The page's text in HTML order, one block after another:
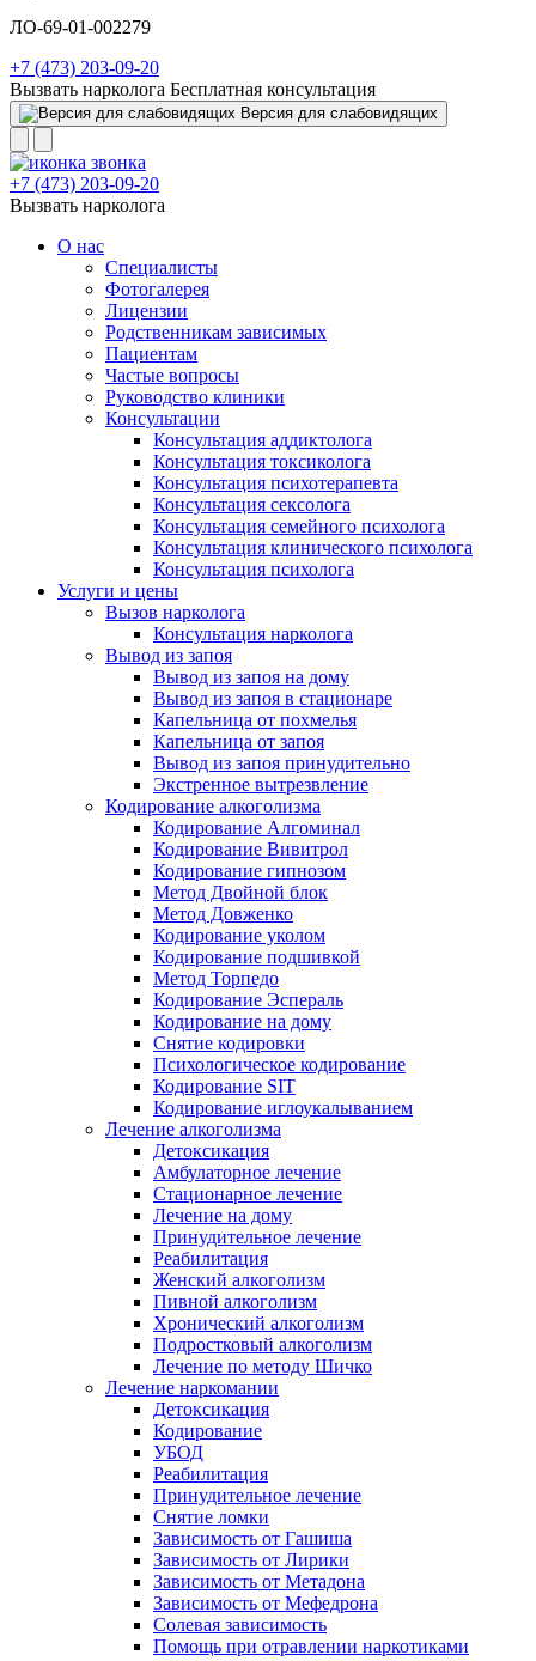
ЛО-69-01-002279
+7 (473) 203-09-20
Вызвать нарколога Бесплатная консультация
Версия для слабовидящих
+7 (473) 203-09-20
Вызвать нарколога
О нас
Специалисты
Фотогалерея
Лицензии
Родственникам зависимых
Пациентам
Частые вопросы
Руководство клиники
Консультации
Консультация аддиктолога
Консультация токсиколога
Консультация психотерапевта
Консультация сексолога
Консультация семейного психолога
Консультация клинического психолога
Консультация психолога
Услуги и цены
Вызов нарколога
Консультация нарколога
Вывод из запоя
Вывод из запоя на дому
Вывод из запоя в стационаре
Капельница от похмелья
Капельница от запоя
Вывод из запоя принудительно
Экстренное вытрезвление
Кодирование алкоголизма
Кодирование Алгоминал
Кодирование Вивитрол
Кодирование гипнозом
Метод Двойной блок
Метод Довженко
Кодирование уколом
Кодирование подшивкой
Метод Торпедо
Кодирование Эспераль
Кодирование на дому
Снятие кодировки
Психологическое кодирование
Кодирование SIT
Кодирование иглоукалыванием
Лечение алкоголизма
Детоксикация
Амбулаторное лечение
Стационарное лечение
Лечение на дому
Принудительное лечение
Реабилитация
Женский алкоголизм
Пивной алкоголизм
Хронический алкоголизм
Подростковый алкоголизм
Лечение по методу Шичко
Лечение наркомании
Детоксикация
Кодирование
УБОД
Реабилитация
Принудительное лечение
Снятие ломки
Зависимость от Гашиша
Зависимость от Лирики
Зависимость от Метадона
Зависимость от Мефедрона
Солевая зависимость
Помощь при отравлении наркотиками